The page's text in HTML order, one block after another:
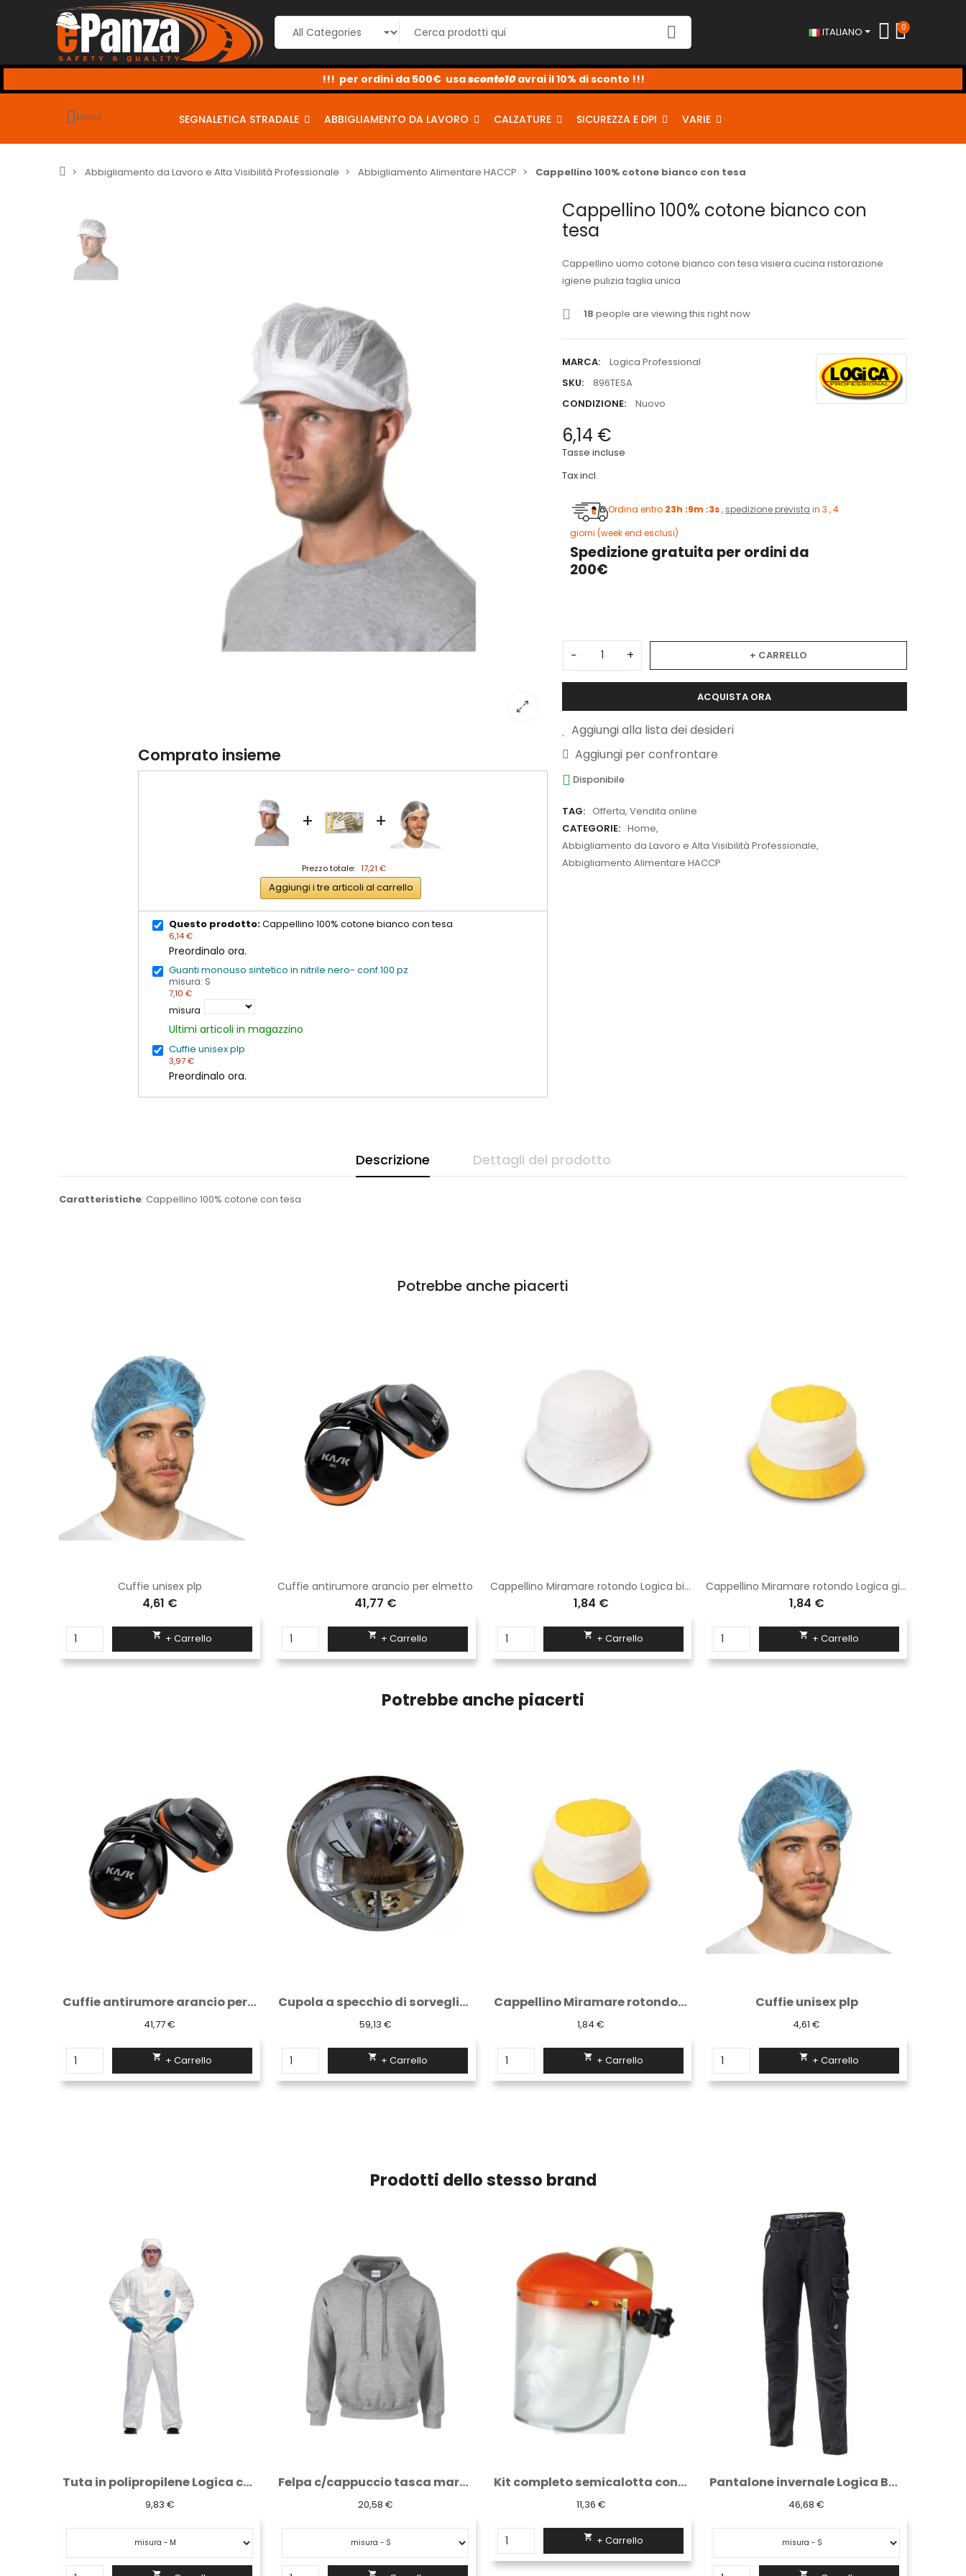
ITALIANO 0
coupon per sconti dal 2% al 10% <-
sconto2
sconto5
sconto10
Menù SEGNALETICA STRADALE ABBIGLIAMENTO DA LAVORO CALZATURE SICUREZZA E DPI VARIE
Abbigliamento da Lavoro e Alta Visibilità Professionale Abbigliamento Alimentare HACCP Cappellino 100% cotone bianco con tesa
Comprato insieme
+ +
Prezzo totale: 17,21 €
Aggiungi i tre articoli al carrello
Questo prodotto:Cappellino 100% cotone bianco con tesa
6,14 €
Preordinalo ora.
Guanti monouso sintetico in nitrile nero- conf.100 pz
misura: S
7,10 €
misura
Ultimi articoli in magazzino
Cuffie unisex plp
3,97 €
Preordinalo ora.
Cappellino 100% cotone bianco con
tesa
Cappellino uomo cotone bianco con tesa visiera cucina ristorazione
igiene pulizia taglia unica
18 people are viewing this right now
MARCA:
Logica Professional
SKU:
896TESA
CONDIZIONE:
Nuovo
6,14 €
Tasse incluse
Tax incl.
Ordina entro 23h :9m :2s, spedizione prevista in 3 , 4
giorni (week end esclusi)
Spedizione gratuita per ordini da
200€
− + + CARRELLO
ACQUISTA ORA
Aggiungi alla lista dei desideri
Aggiungi per confrontare
Disponibile
TAG: Offerta, Vendita online
CATEGORIE: Home,
Abbigliamento da Lavoro e Alta Visibilità Professionale,
Abbigliamento Alimentare HACCP
Descrizione Dettagli del prodotto
Caratteristiche: Cappellino 100% cotone con tesa
Potrebbe anche piacerti
Cuffie unisex plp
4,61 €
 + Carrello
Cuffie antirumore arancio per elmetto
41,77 €
 + Carrello
Cappellino Miramare rotondo Logica bianco
1,84 €
 + Carrello
Cappellino Miramare rotondo Logica giallo
1,84 €
 + Carrello
Potrebbe anche piacerti
Cupola a specchio di sorveglianza "...
59,13 €
 + Carrello
Cappellino Miramare rotondo Logica giallo
1,84 €
 + Carrello
Cuffie unisex plp
4,61 €
 + Carrello
1,84 €
 + Carrello
Prodotti dello stesso brand
Felpa c/cappuccio tasca marsupio grigio
20,58 €
Kit completo semicalotta con visiera...
11,36 €
+ Carrello
Pantalone invernale Logica Belem nero in...
46,68 €
Cappello papalina Kap1 Logica 100%...
2,39 €
+ Carrello